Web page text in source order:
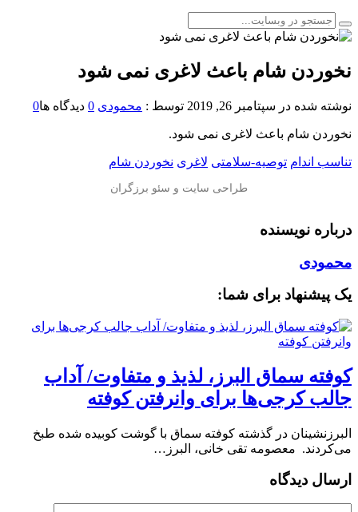
نخوردن شام باعث لاغری نمی ‌شود
نوشته شده در سپتامبر 26, 2019 توسط : محمودی 0 دیدگاه ها0
نخوردن شام باعث لاغری نمی ‌شود‌.
تناسب اندام توصیه-سلامتی لاغری نخوردن شام
درباره نویسنده
محمودی
یک پیشنهاد برای شما:
کوفته سماق البرز، لذیذ و متفاوت/ آداب
جالب کرجی‌ها برای وانرفتن کوفته
البرزنشینان در گذشته کوفته سماق با گوشت کوبیده شده طبخ
می‌کردند. معصومه تقی خانی، البرز…
ارسال دیدگاه